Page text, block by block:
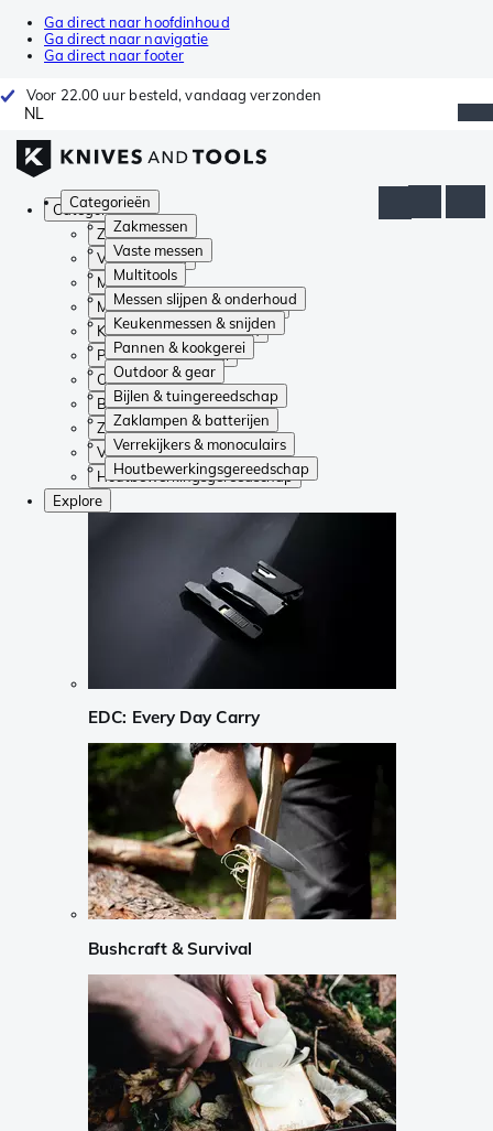
Ga direct naar hoofdinhoud
Ga direct naar navigatie
Ga direct naar footer
Voor 22.00 uur besteld, vandaag verzonden
NL
Categorieën
Zakmessen
Vaste messen
Multitools
Messen slijpen & onderhoud
Keukenmessen & snijden
Pannen & kookgerei
Outdoor & gear
Bijlen & tuingereedschap
Zaklampen & batterijen
Verrekijkers & monoculairs
Houtbewerkingsgereedschap
Categorieën
Zakmessen
Vaste messen
Multitools
Messen slijpen & onderhoud
Keukenmessen & snijden
Pannen & kookgerei
Outdoor & gear
Bijlen & tuingereedschap
Zaklampen & batterijen
Verrekijkers & monoculairs
Houtbewerkingsgereedschap
Explore
EDC: Every Day Carry
Bushcraft & Survival